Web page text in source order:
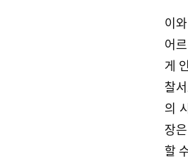
이
어
게
찰
의
장
할